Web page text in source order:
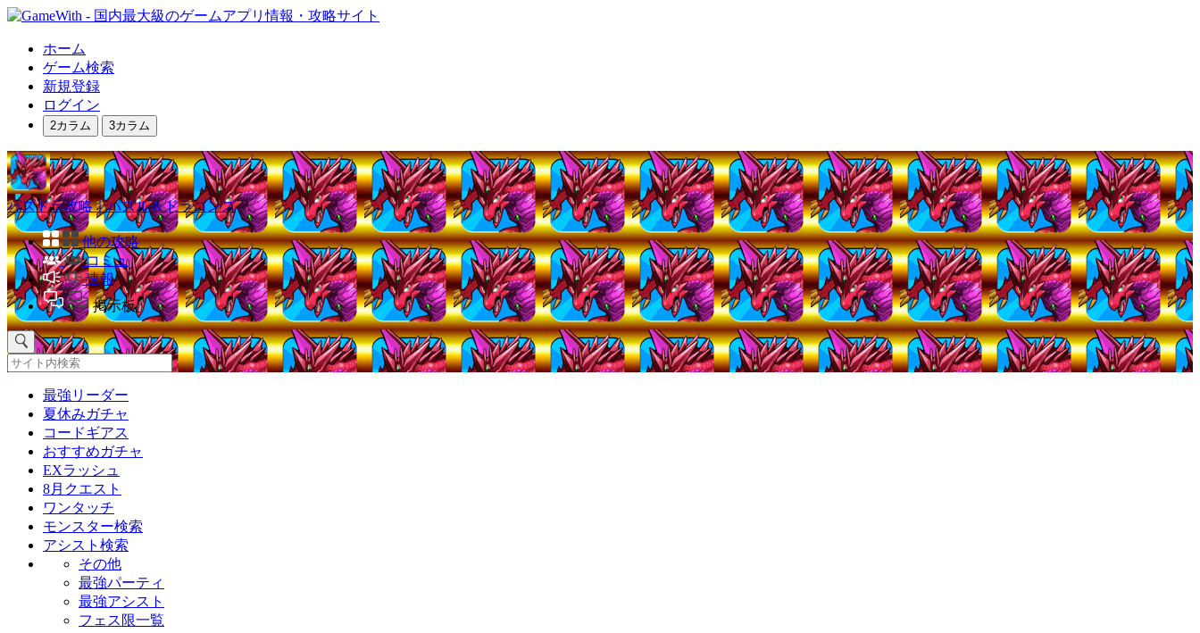
ホーム
ゲーム検索
新規登録
ログイン
2カラム 3カラム
パズドラ攻略｜パズル＆ドラゴンズ
他の攻略
コミュ
速報
掲示板
最強リーダー
夏休みガチャ
コードギアス
おすすめガチャ
EXラッシュ
8月クエスト
ワンタッチ
モンスター検索
アシスト検索
その他
最強パーティ
最強アシスト
フェス限一覧